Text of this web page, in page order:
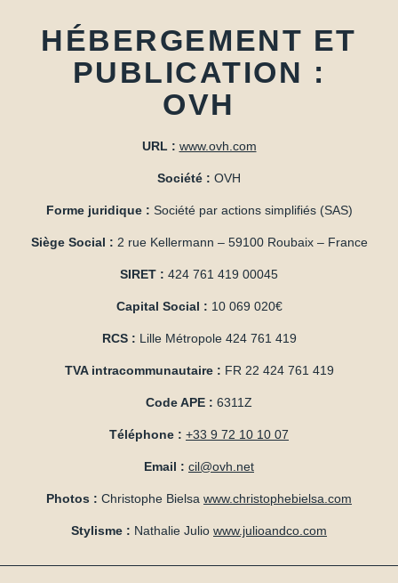
HÉBERGEMENT ET
PUBLICATION :
OVH
URL : www.ovh.com
Société : OVH
Forme juridique : Société par actions simplifiés (SAS)
Siège Social : 2 rue Kellermann – 59100 Roubaix – France
SIRET : 424 761 419 00045
Capital Social : 10 069 020€
RCS : Lille Métropole 424 761 419
TVA intracommunautaire : FR 22 424 761 419
Code APE : 6311Z
Téléphone : +33 9 72 10 10 07
Email : cil@ovh.net
Photos : Christophe Bielsa www.christophebielsa.com
Stylisme : Nathalie Julio www.julioandco.com